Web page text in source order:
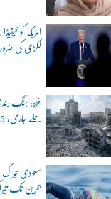
امریکہ کو
لکڑی کی
غزہ: جنگ
حملے جاری، 63 فلسطینی شہید
سعودی
بحرین تک